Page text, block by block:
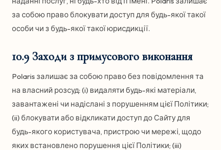
за собою право блокувати доступ для будь-якої такої
особи чи з будь-якої такої юрисдикції.
10.9 Заходи з примусового виконання
Polaris залишає за собою право без повідомлення та
на власний розсуд: (i) видаляти будь-які матеріали,
завантажені чи надіслані з порушенням цієї Політики;
(ii) блокувати або відкликати доступ до Сайту для
будь-якого користувача, пристрою чи мережі, щодо
яких встановлено порушення цієї Політики; (iii)